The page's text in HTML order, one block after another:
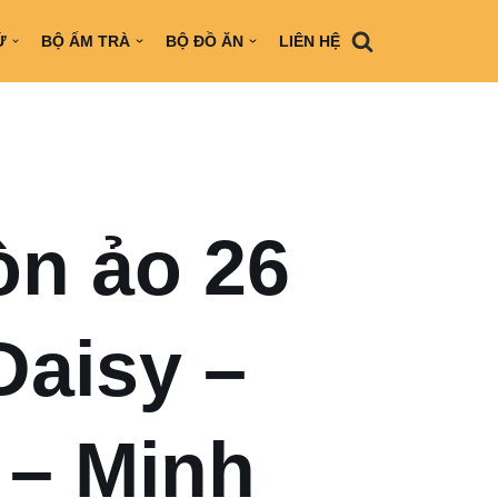
BỘ ẤM TRÀ BỘ ĐỒ ĂN LIÊN HỆ
ảo 26
–
Minh